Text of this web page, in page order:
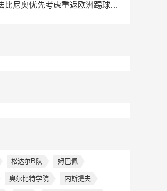
ESPN：法比尼奥优先考虑重返欧洲踢球，而不是回到祖国巴西
松达尔B队 姆巴佩
奥尔比特学院 内斯提夫